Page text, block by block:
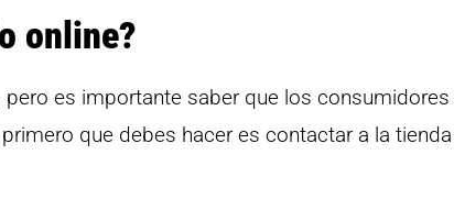
online?
es importante saber que los consumidores
que debes hacer es contactar a la